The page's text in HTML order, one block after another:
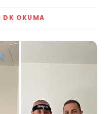
DK OKUMA